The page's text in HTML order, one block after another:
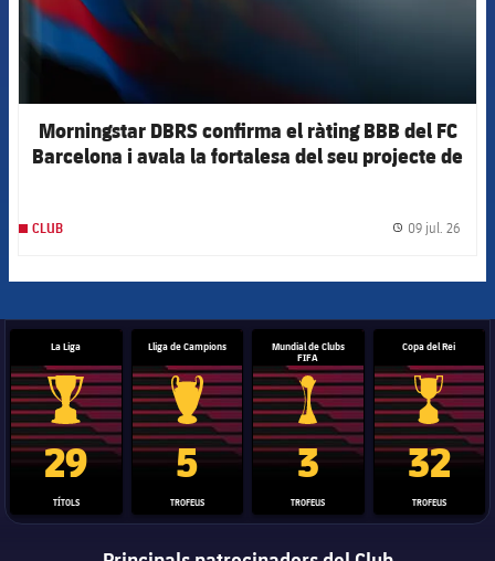
Morningstar DBRS confirma el ràting BBB del FC
Barcelona i avala la fortalesa del seu projecte de
CLUB 09 jul. 26
La Liga
Trofeu de la Liga
29
TÍTOLS
Lliga de Campions
Trofeu de la Lliga de Campions
5
TROFEUS
Mundial de Clubs
FIFA
Trofeu del Mundial de Clubs
3
TROFEUS
Copa del Rei
Copa del
32
TROFEUS